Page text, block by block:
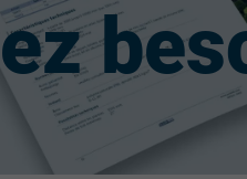
Supports
Structures
Ossatures plaques
Light solutions
Accessoires